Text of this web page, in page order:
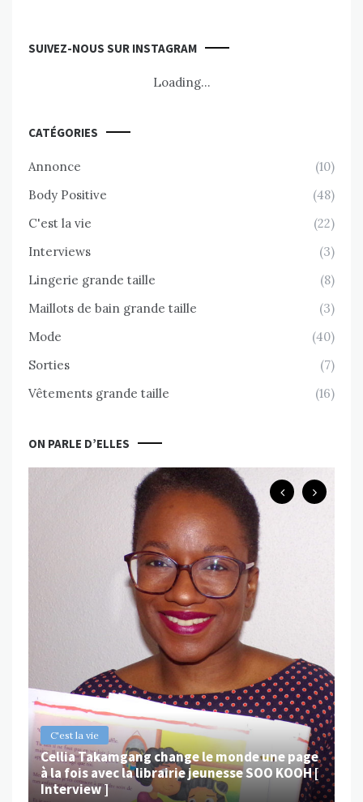
SUIVEZ-NOUS SUR INSTAGRAM
Loading...
CATÉGORIES
Annonce
(10)
Body Positive
(48)
C'est la vie
(22)
Interviews
(3)
Lingerie grande taille
(8)
Maillots de bain grande taille
(3)
Mode
(40)
Sorties
(7)
Vêtements grande taille
(16)
ON PARLE D’ELLES
C'est la vie
Cellia Takamgang change le monde une page
à la fois avec la librairie jeunesse SOO KOOH [
Interview ]